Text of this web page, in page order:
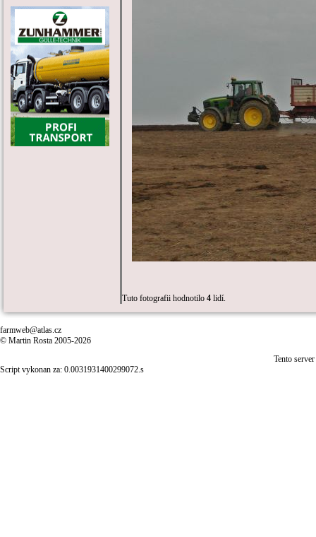
Tuto fotografii hodnotilo 4 lidí.
farmweb@atlas.cz
© Martin Rosta 2005-2026
Tento
Script vykonan za: 0.0031931400299072.s